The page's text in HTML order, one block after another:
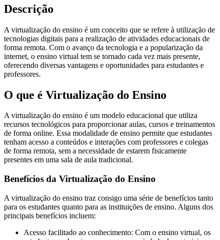
Descrição
A virtualização do ensino é um conceito que se refere à utilização de
tecnologias digitais para a realização de atividades educacionais de
forma remota. Com o avanço da tecnologia e a popularização da
internet, o ensino virtual tem se tornado cada vez mais presente,
oferecendo diversas vantagens e oportunidades para estudantes e
professores.
O que é Virtualização do Ensino
A virtualização do ensino é um modelo educacional que utiliza
recursos tecnológicos para proporcionar aulas, cursos e treinamentos
de forma online. Essa modalidade de ensino permite que estudantes
tenham acesso a conteúdos e interações com professores e colegas
de forma remota, sem a necessidade de estarem fisicamente
presentes em uma sala de aula tradicional.
Benefícios da Virtualização do Ensino
A virtualização do ensino traz consigo uma série de benefícios tanto
para os estudantes quanto para as instituições de ensino. Alguns dos
principais benefícios incluem:
Acesso facilitado ao conhecimento: Com o ensino virtual, os